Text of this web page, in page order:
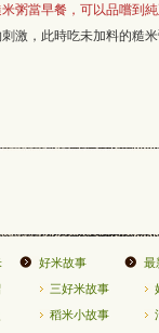
粥當早餐，可以品嚐到
激，此時吃未加料的糙米
好米故事
三好米故事
稻米小故事
最